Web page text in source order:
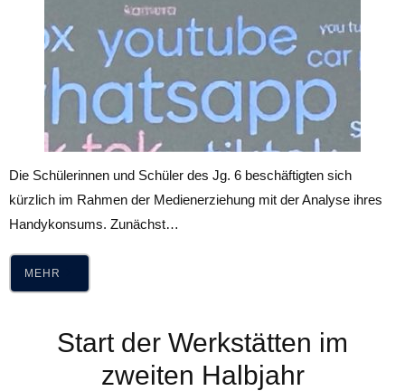
Die Schülerinnen und Schüler des Jg. 6 beschäftigten sich
kürzlich im Rahmen der Medienerziehung mit der Analyse ihres
Handykonsums. Zunächst…
MEHR
Start der Werkstätten im
zweiten Halbjahr